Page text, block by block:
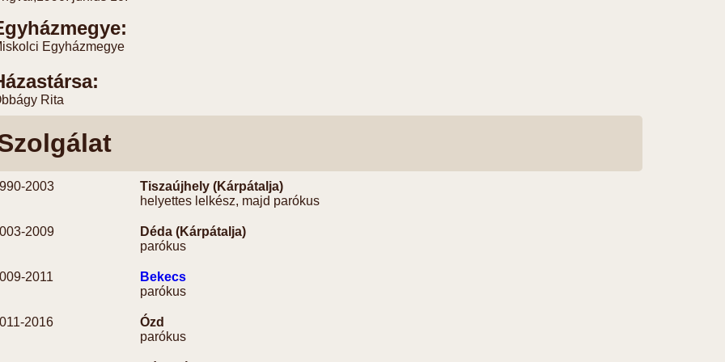
Egyházmegye
Rita
2003
Tiszaújhely (Kárpátalja)
helyettes lelkész, majd parókus
2009
Déda (Kárpátalja)
parókus
2011
Bekecs
parókus
2016
Ózd
parókus